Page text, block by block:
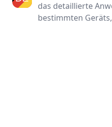
das detaillierte
bestimmten